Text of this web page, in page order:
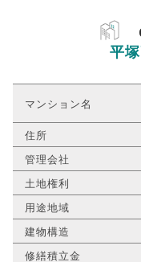
平
マンション名
住所
管理会社
土地権利
用途地域
建物構造
修繕積立金